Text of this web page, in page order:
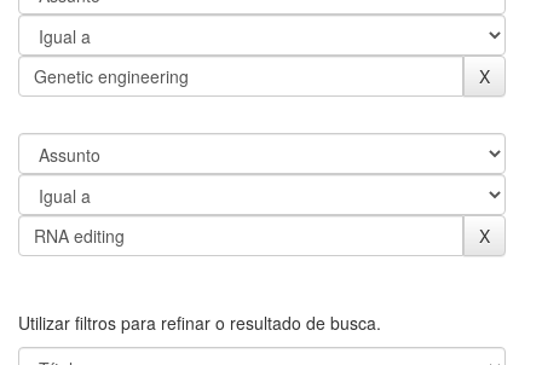
Utilizar filtros para refinar o resultado de busca.